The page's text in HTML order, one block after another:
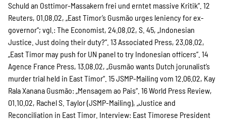
Schuld an Osttimor-Massakern frei und erntet massive Kritik“. 12
Reuters, 01.08.02, „East Timor’s Gusmão urges leniency for ex-
governor“; vgl.: The Economist, 24.08.02, S. 45, „Indonesian
Justice. Just doing their duty?“. 13 Associated Press, 23.08.02,
„East Timor may push for UN panel to try Indonesian officers“. 14
Agence France Press, 13.08.02, „Gusmão wants Dutch jorunalist’s
murder trial held in East Timor“. 15 JSMP-Mailing vom 12.06.02, Kay
Rala Xanana Gusmão: „Mensagem ao Pais“. 16 World Press Review,
01.10.02, Rachel S. Taylor (JSMP-Mailing), „Justice and
Reconciliation in East Timor. Interview: East Timorese President